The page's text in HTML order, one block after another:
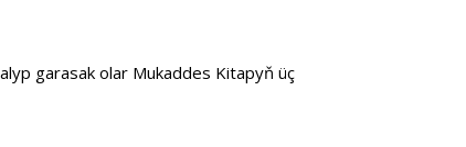
garasak olar Mukaddes Kitapyň üç